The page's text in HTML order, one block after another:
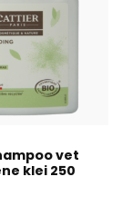
vet
klei 250